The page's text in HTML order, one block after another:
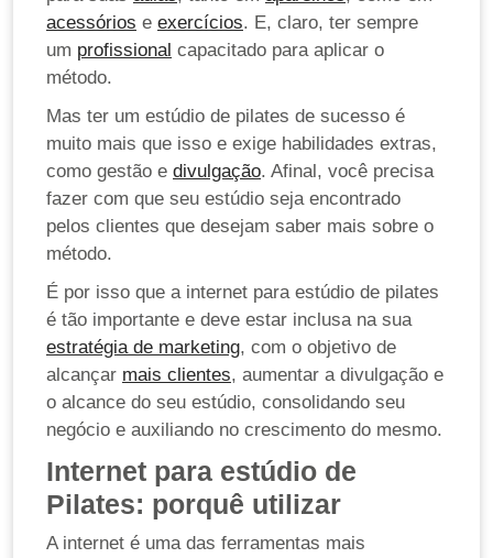
acessórios e exercícios. E, claro, ter sempre
um profissional capacitado para aplicar o
método.
Mas ter um estúdio de pilates de sucesso é
muito mais que isso e exige habilidades extras,
como gestão e divulgação. Afinal, você precisa
fazer com que seu estúdio seja encontrado
pelos clientes que desejam saber mais sobre o
método.
É por isso que a internet para estúdio de pilates
é tão importante e deve estar inclusa na sua
estratégia de marketing, com o objetivo de
alcançar mais clientes, aumentar a divulgação e
o alcance do seu estúdio, consolidando seu
negócio e auxiliando no crescimento do mesmo.
Internet para estúdio de
Pilates: porquê utilizar
A internet é uma das ferramentas mais